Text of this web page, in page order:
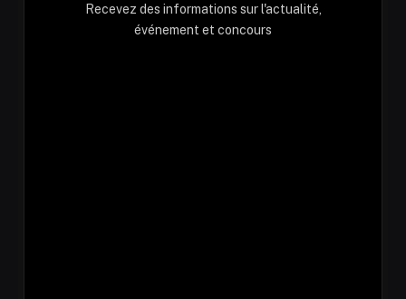
Recevez des informations sur l'actualité,
événement et concours